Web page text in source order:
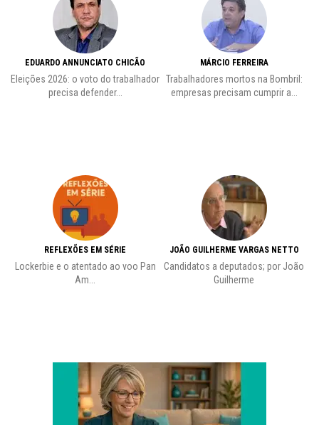
EDUARDO ANNUNCIATO CHICÃO
Eleições 2026: o voto do trabalhador
precisa defender...
REFLEXÕES EM SÉRIE
Lockerbie e o atentado ao voo Pan
Am...
MÁRCIO FERREIRA
Trabalhadores mortos na Bombril:
empresas precisam cumprir a...
JOÃO GUILHERME VARGAS NETTO
Candidatos a deputados; por João
Guilherme